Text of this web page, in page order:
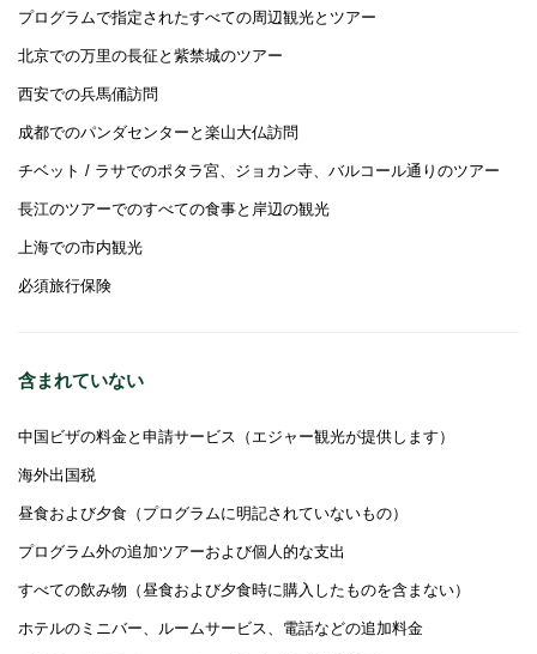
プログラムで指定されたすべての周辺観光とツアー
北京での万里の長征と紫禁城のツアー
西安での兵馬俑訪問
成都でのパンダセンターと楽山大仏訪問
チベット / ラサでのポタラ宮、ジョカン寺、バルコール通りのツアー
長江のツアーでのすべての食事と岸辺の観光
上海での市内観光
必須旅行保険
含まれていない
中国ビザの料金と申請サービス（エジャー観光が提供します）
海外出国税
昼食および夕食（プログラムに明記されていないもの）
プログラム外の追加ツアーおよび個人的な支出
すべての飲み物（昼食および夕食時に購入したものを含まない）
ホテルのミニバー、ルームサービス、電話などの追加料金